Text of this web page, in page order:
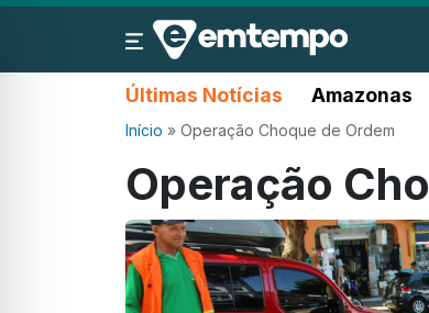
Últimas Notícias Amazonas
Início » Operação Choque de Ordem
Operação